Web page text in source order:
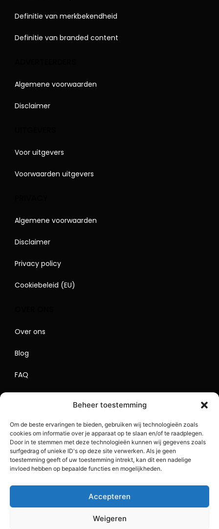
Beheer toestemming
Om de beste ervaringen te bieden, gebruiken wij technologieën zoals
cookies om informatie over je apparaat op te slaan en/of te raadplegen.
Door in te stemmen met deze technologieën kunnen wij gegevens zoals
surfgedrag of unieke ID's op deze site verwerken. Als je geen
toestemming geeft of uw toestemming intrekt, kan dit een nadelige
invloed hebben op bepaalde functies en mogelijkheden.
Accepteren
Weigeren
Definitie van merkbekendheid
Definitie van branded content
Algemene voorwaarden
Disclaimer
Voor uitgevers
Voorwaarden uitgevers
Algemene voorwaarden
Disclaimer
Privacy policy
Cookiebeleid (EU)
Over ons
Blog
FAQ
Lokaal Adverteren
Sitemap